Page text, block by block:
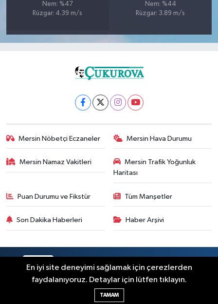
Nem: %47
Rüzgar: 4.39 m/s
Nem: %44
Rüzgar: 3.89 m/s
Mersin Nöbetçi Eczaneler Mersin Hava Durumu
Mersin Namaz Vakitleri
Mersin Trafik Yoğunluk
Haritası
Puan Durumu ve Fikstür Tüm Manşetler
Son Dakika Haberleri Haber Arşivi
Haber Yazılımı:
En iyi site deneyimi sağlamak için çerezlerden
faydalanıyoruz. Detaylar için lütfen tıklayın.
TAMAM